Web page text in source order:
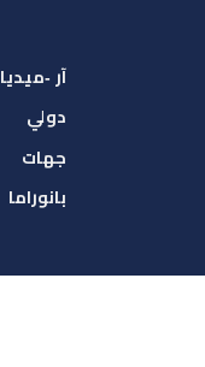
آر -ميديا
دولي
جهات
بانوراما